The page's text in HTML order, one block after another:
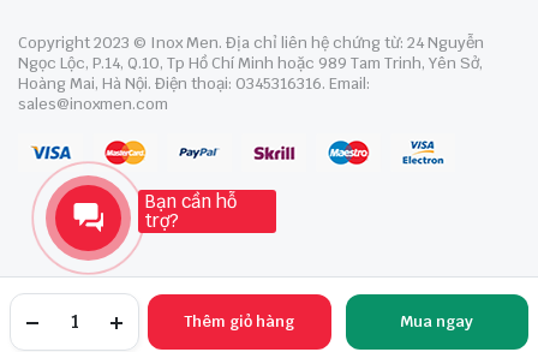
Thêm giỏ hàng Mua ngay
Copyright 2023 © Inox Men. Địa chỉ liên hệ chứng từ: 24 Nguyễn
Ngọc Lộc, P.14, Q.10, Tp Hồ Chí Minh hoặc 989 Tam Trinh, Yên Sở,
Hoàng Mai, Hà Nội. Điện thoại: 0345316316. Email:
sales@inoxmen.com
Bạn cần hỗ
trợ?
TRANG CHỦ TÌM KIẾM YÊU THÍCH TÀI KHOẢN NGÀNH HÀNG